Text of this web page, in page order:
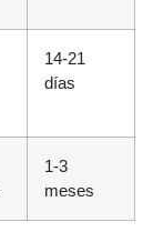
14-21
días
1-3
meses